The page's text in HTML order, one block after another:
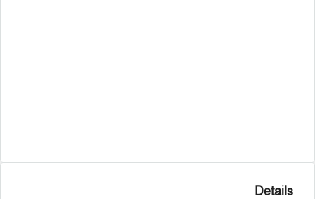
Details